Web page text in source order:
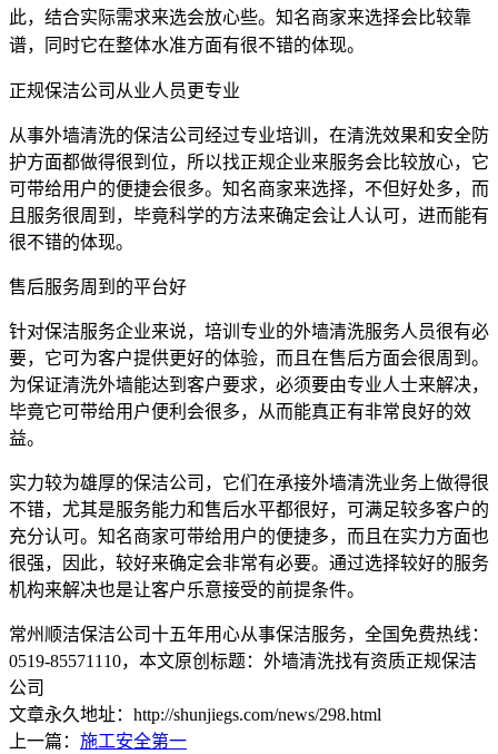
此，结合实际需求来选会放心些。知名商家来选择会比较靠
谱，同时它在整体水准方面有很不错的体现。
正规保洁公司从业人员更专业
从事外墙清洗的保洁公司经过专业培训，在清洗效果和安全防
护方面都做得很到位，所以找正规企业来服务会比较放心，它
可带给用户的便捷会很多。知名商家来选择，不但好处多，而
且服务很周到，毕竟科学的方法来确定会让人认可，进而能有
很不错的体现。
售后服务周到的平台好
针对保洁服务企业来说，培训专业的外墙清洗服务人员很有必
要，它可为客户提供更好的体验，而且在售后方面会很周到。
为保证清洗外墙能达到客户要求，必须要由专业人士来解决，
毕竟它可带给用户便利会很多，从而能真正有非常良好的效
益。
实力较为雄厚的保洁公司，它们在承接外墙清洗业务上做得很
不错，尤其是服务能力和售后水平都很好，可满足较多客户的
充分认可。知名商家可带给用户的便捷多，而且在实力方面也
很强，因此，较好来确定会非常有必要。通过选择较好的服务
机构来解决也是让客户乐意接受的前提条件。
常州顺洁保洁公司十五年用心从事保洁服务，全国免费热线：
0519-85571110，本文原创标题： 外墙清洗找有资质正规保洁
公司
文章永久地址：http://shunjiegs.com/news/298.html
上一篇： 施工安全第一